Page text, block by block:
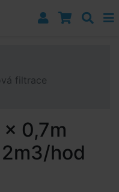
filtrace
x 0,7m
hod